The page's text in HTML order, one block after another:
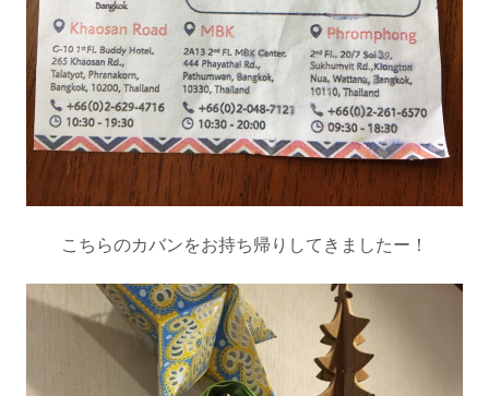
こちらのカバンをお持ち帰りしてきましたー！